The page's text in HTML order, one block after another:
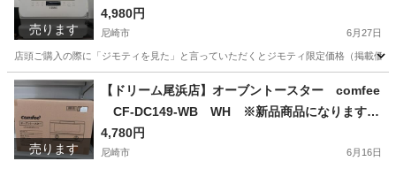
売ります
り 高さ(H)51×幅 (W)45× 奥行(D)40(cm)
4,980円
尼崎市 6月27日
店頭ご購入の際に「ジモティを見た」と言っていただくとジモティ限定価格（掲載
兵庫 尼崎市 キッチン家電
売ります
【ドリーム尾浜店】オーブントースター comfee
CF-DC149-WB WH ※新品商品になります
高さ(H)--×幅 (W)--× 奥行(D)--(cm)
4,780円
尼崎市 6月16日